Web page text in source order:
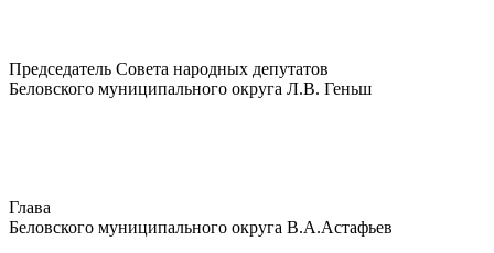
Председатель Совета народных депутатов
Беловского муниципального округа Л.В. Геньш
Глава
Беловского муниципального округа В.А.Астафьев